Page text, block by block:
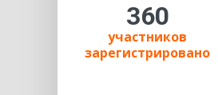
360
участников
зарегистрировано